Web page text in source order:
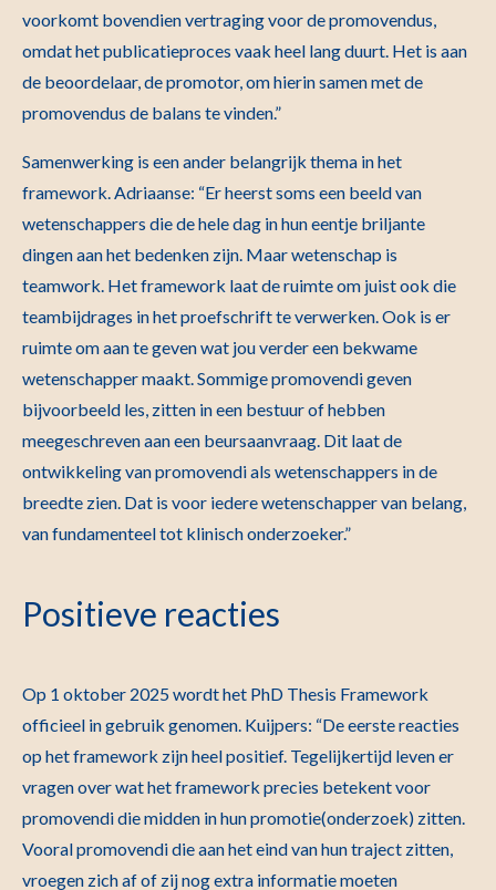
voorkomt bovendien vertraging voor de promovendus,
omdat het publicatieproces vaak heel lang duurt. Het is aan
de beoordelaar, de promotor, om hierin samen met de
promovendus de balans te vinden.”
Samenwerking is een ander belangrijk thema in het
framework. Adriaanse: “Er heerst soms een beeld van
wetenschappers die de hele dag in hun eentje briljante
dingen aan het bedenken zijn. Maar wetenschap is
teamwork. Het framework laat de ruimte om juist ook die
teambijdrages in het proefschrift te verwerken. Ook is er
ruimte om aan te geven wat jou verder een bekwame
wetenschapper maakt. Sommige promovendi geven
bijvoorbeeld les, zitten in een bestuur of hebben
meegeschreven aan een beursaanvraag. Dit laat de
ontwikkeling van promovendi als wetenschappers in de
breedte zien. Dat is voor iedere wetenschapper van belang,
van fundamenteel tot klinisch onderzoeker.”
Positieve reacties
Op 1 oktober 2025 wordt het PhD Thesis Framework
officieel in gebruik genomen. Kuijpers: “De eerste reacties
op het framework zijn heel positief. Tegelijkertijd leven er
vragen over wat het framework precies betekent voor
promovendi die midden in hun promotie(onderzoek) zitten.
Vooral promovendi die aan het eind van hun traject zitten,
vroegen zich af of zij nog extra informatie moeten